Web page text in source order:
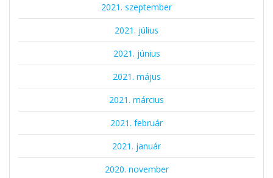
2021. szeptember
2021. július
2021. június
2021. május
2021. március
2021. február
2021. január
2020. november